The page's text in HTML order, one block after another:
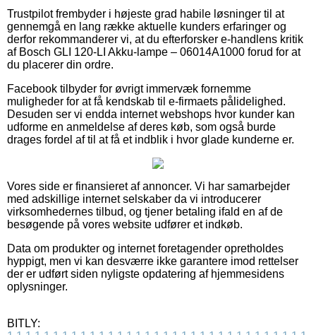
Trustpilot frembyder i højeste grad habile løsninger til at
gennemgå en lang række aktuelle kunders erfaringer og
derfor rekommanderer vi, at du efterforsker e-handlens kritik
af Bosch GLI 120-LI Akku-lampe – 06014A1000 forud for at
du placerer din ordre.
Facebook tilbyder for øvrigt immervæk fornemme
muligheder for at få kendskab til e-firmaets pålidelighed.
Desuden ser vi endda internet webshops hvor kunder kan
udforme en anmeldelse af deres køb, som også burde
drages fordel af til at få et indblik i hvor glade kunderne er.
Vores side er finansieret af annoncer. Vi har samarbejder
med adskillige internet selskaber da vi introducerer
virksomhedernes tilbud, og tjener betaling ifald en af de
besøgende på vores website udfører et indkøb.
Data om produkter og internet foretagender opretholdes
hyppigt, men vi kan desværre ikke garantere imod rettelser
der er udført siden nyligste opdatering af hjemmesidens
oplysninger.
BITLY: